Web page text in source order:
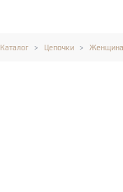
Каталог Цепочки